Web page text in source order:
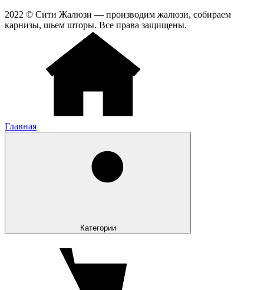
2022 © Сити Жалюзи — производим жалюзи, собираем
карнизы, шьем шторы. Все права защищены.
Главная
Категории